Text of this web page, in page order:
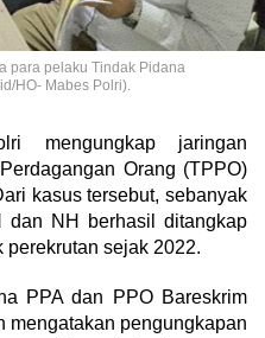
para pelaku Tindak Pidana
HO- Mabes Polri).
mengungkap jaringan
Orang (TPPO)
kasus tersebut, sebanyak
NH berhasil ditangkap
sejak 2022.
PPA dan PPO Bareskrim
mengatakan pengungkapan